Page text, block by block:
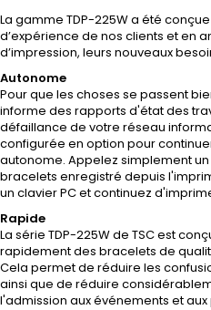
La gamme TDP-225W a été
d’expérience de nos clients et en
d’impression, leurs nouveaux
Autonome
Pour que les choses se passent
informe des rapports d'état des
défaillance de votre réseau
configurée en option pour
autonome. Appelez simplement
bracelets enregistré depuis
un clavier PC et continuez
Rapide
La série TDP-225W de TSC est
rapidement des bracelets de
Cela permet de réduire les
ainsi que de réduire
l'admission aux événements et